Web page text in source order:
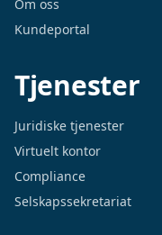
Om oss
Kundeportal
Tjenester
Juridiske tjenester
Virtuelt kontor
Compliance
Selskapssekretariat